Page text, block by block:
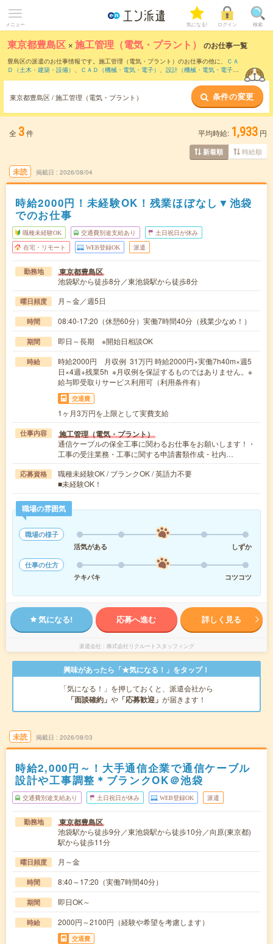
メニュー 気になる! ログイン 検索
東京都豊島区 ×施工管理（電気・プラント） のお仕事一覧
豊島区の派遣のお仕事情報です。施工管理（電気・プラント）のお仕事の他に、
ＣＡ
Ｄ（土木・建築・設備） 、 ＣＡＤ（機械・電気・電子） 、 設計（機械・電気・電子）
施工管理（電気・プラント）のお
仕事とは？とは？
東京都豊島区 / 施工管理（電気・プラント） 条件の変更
全 3件 平均時給: 1,933 円
新着順 時給順
未読 掲載日 2026/08/04
時給2000円！未経験OK！残業ほぼなし▼池袋
でのお仕事
職種未経験OK 交通費別途支給あり 土日祝日が休み
在宅・リモート WEB登録OK 派遣
勤務地 東京都豊島区
池袋駅から徒歩8分／東池袋駅から徒歩8分
曜日頻度 月～金／週5日
時間 08:40-17:20（休憩60分）実働7時間40分（残業少なめ！）
期間 即日～長期 ※開始日相談OK
時給
時給2000円 月収例 31万円 時給2000円×実働7h40m×週5
日×4週+残業5h ※月収例を保証するものではありません。※
給与即受取りサービス利用可（利用条件有）
交通費
1ヶ月3万円を上限として実費支給
仕事内容 施工管理（電気・プラント）
通信ケーブルの保全工事に関わるお仕事をお願いします！・
工事の受注業務・工事に関する申請書類作成・社内…
応募資格
職種未経験OK / ブランクOK / 英語力不要
■未経験OK！
職場の雰囲気
職場の様子
活気がある
しずか
仕事の仕方
テキパキ
コツコツ
気になる! 応募へ進む 詳しく見る
派遣会社 株式会社リクルートスタッフィング
興味があったら「★気になる！」をタップ！
「気になる！」を押しておくと、派遣会社から
「面談確約」 や 「応募歓迎」 が届きます！
未読 掲載日 2026/08/03
時給2,000円～！大手通信企業で通信ケーブル
設計や工事調整＊ブランクOK＠池袋
交通費別途支給あり 土日祝日が休み WEB登録OK 派遣
勤務地 東京都豊島区
池袋駅から徒歩9分／東池袋駅から徒歩10分／向原(東京都)
駅から徒歩11分
曜日頻度 月～金
時間 8:40～17:20（実働7時間40分）
期間 即日OK～
時給 2000円～2100円（経験や希望を考慮します）
交通費